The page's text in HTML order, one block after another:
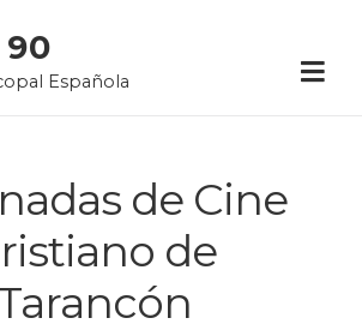
Española
de Cine
de